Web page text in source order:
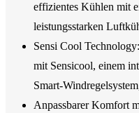
effizientes Kühlen mit
leistungsstarken
Sensi Cool
mit Sensicool, einem
Smart-
Anpassbarer Komfort